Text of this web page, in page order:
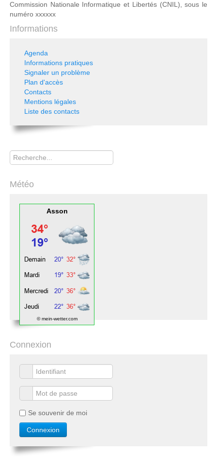
Commission Nationale Informatique et Libertés (CNIL), sous le
numéro xxxxxx
Informations
Agenda
Informations pratiques
Signaler un problème
Plan d'accès
Contacts
Mentions légales
Liste des contacts
Rechercher
Météo
Asson
© mein-wetter.com
Connexion
Se souvenir de moi